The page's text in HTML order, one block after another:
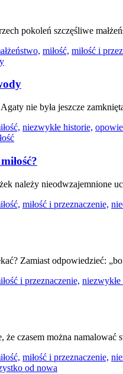
pokoleń szczęśliwe
miłość, miłość i
nie była jeszcze
niezwykłe historie,
należy nieodwzajemnione
miłość i przeznaczenie,
Zamiast odpowiedzieć:
i przeznaczenie, niezwykłe
czasem można namalować
miłość i przeznaczenie,